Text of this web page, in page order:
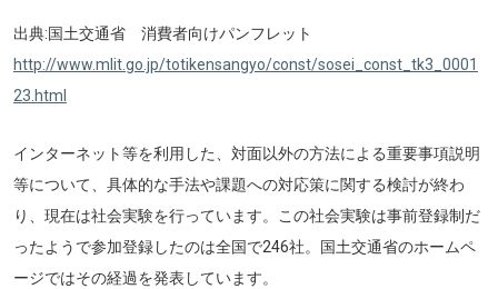
出典:国土交通省 消費者向けパンフレット
http://www.mlit.go.jp/totikensangyo/const/sosei_const_tk3_0001
23.html
インターネット等を利用した、対面以外の方法による重要事項説明
等について、具体的な手法や課題への対応策に関する検討が終わ
り、現在は社会実験を行っています。この社会実験は事前登録制だ
ったようで参加登録したのは全国で246社。国土交通省のホームペ
ージではその経過を発表しています。